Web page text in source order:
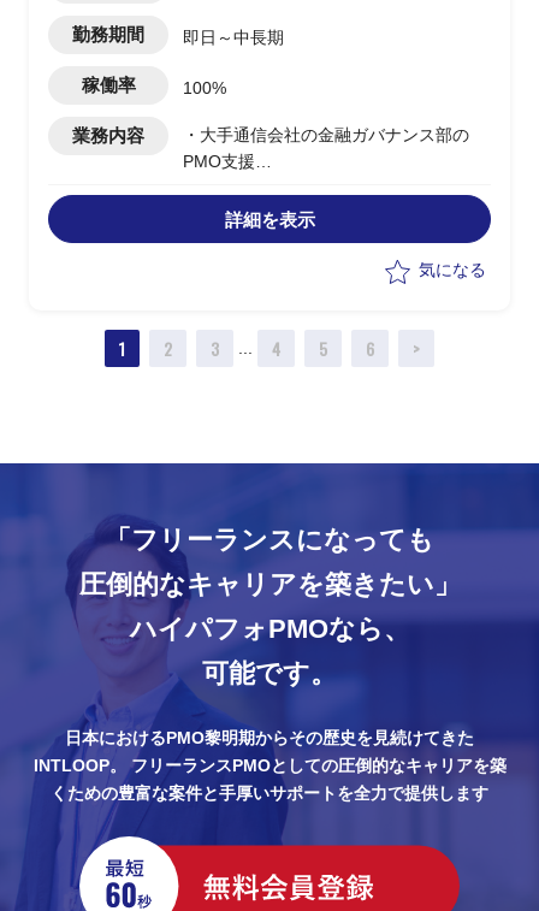
勤務期間 即日～中長期
稼働率 100%
業務内容
・大手通信会社の金融ガバナンス部の
PMO支援
ス商材におけるリスクマネジメント
・お客様の社員の補佐的な立ち位置で、
各事案に対しての是正措置の報告をする
となる予定
詳細を表示
気になる
1 2 3 ... 4 5 6 >
「フリーランスになっても
圧倒的なキャリアを築きたい」
ハイパフォPMOなら、
可能です。
日本におけるPMO黎明期からその歴史を見続けてきた
INTLOOP。
フリーランスPMOとしての圧倒的なキャリアを築
くための豊富な案件と手厚いサポートを全力で提供します